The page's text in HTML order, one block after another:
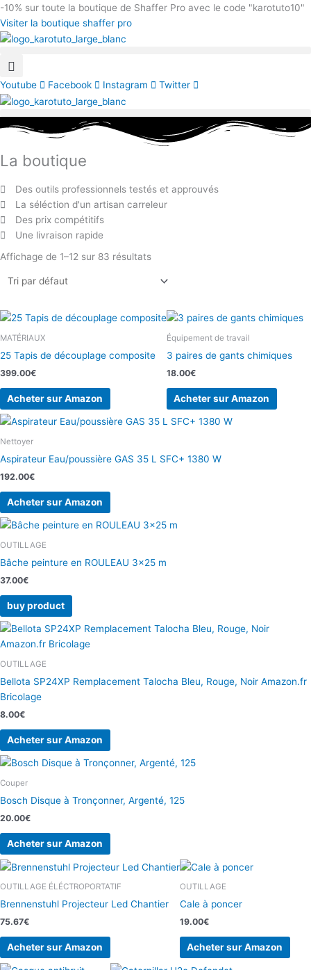
Aller
au
contenu
-10% sur toute la boutique de Shaffer Pro avec le code "karotuto10"
Visiter la boutique shaffer pro
Youtube Facebook Instagram Twitter
La boutique
Des outils professionnels testés et approuvés
La séléction d'un artisan carreleur
Des prix compétitifs
Une livraison rapide
Affichage de 1–12 sur 83 résultats
MATÉRIAUX
25 Tapis de découplage composite
399.00€
Acheter sur Amazon
Équipement de travail
3 paires de gants chimiques
18.00€
Acheter sur Amazon
Nettoyer
Aspirateur Eau/poussière GAS 35 L SFC+ 1380 W
192.00€
Acheter sur Amazon
OUTILLAGE
Bâche peinture en ROULEAU 3×25 m
37.00€
buy product
OUTILLAGE
Bellota SP24XP Remplacement Talocha Bleu, Rouge, Noir Amazon.fr
Bricolage
8.00€
Acheter sur Amazon
Couper
Bosch Disque à Tronçonner, Argenté, 125
20.00€
Acheter sur Amazon
OUTILLAGE ÉLÉCTROPORTATIF
Brennenstuhl Projecteur Led Chantier
75.67€
Acheter sur Amazon
OUTILLAGE
Cale à poncer
19.00€
Acheter sur Amazon